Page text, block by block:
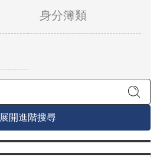
身分簿類
展開進階搜尋